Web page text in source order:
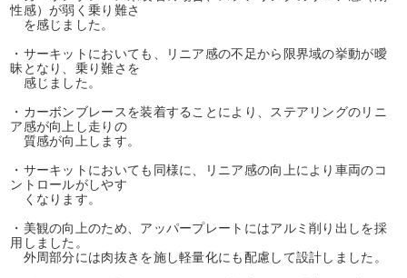
性感）が弱く乗り難さ
を感じました。
・サーキットにおいても、リニア感の不足から限界域の挙動が曖
昧となり、乗り難さを
感じました。
・カーボンブレースを装着することにより、ステアリングのリニ
ア感が向上し走りの
質感が向上します。
・サーキットにおいても同様に、リニア感の向上により車両のコ
ントロールがしやす
くなります。
・美観の向上のため、アッパープレートにはアルミ削り出しを採
用しました。
外周部分には肉抜きを施し軽量化にも配慮して設計しました。